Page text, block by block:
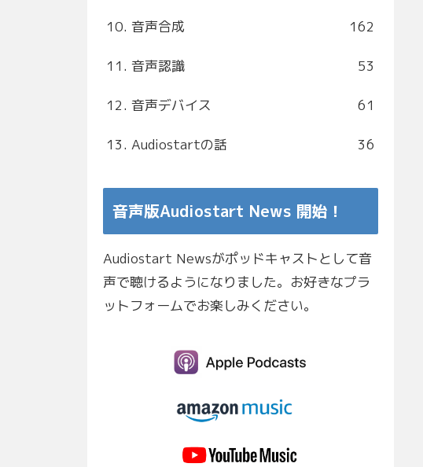
10. 音声合成 162
11. 音声認識 53
12. 音声デバイス 61
13. Audiostartの話 36
音声版Audiostart News 開始！
Audiostart Newsがポッドキャストとして音
声で聴けるようになりました。お好きなプラ
ットフォームでお楽しみください。